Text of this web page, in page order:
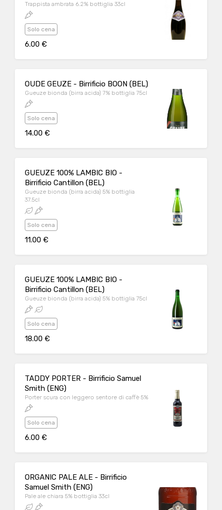
Trappista ambrata 6.2% bottiglia 33cl
Solo cena
6.00 €
OUDE GEUZE - Birrificio BOON (BEL)
Gueuze bionda (birra acida) 7% bottiglia 75cl
Solo cena
14.00 €
GUEUZE 100% LAMBIC BIO -
Birrificio Cantillon (BEL)
Gueuze bionda (birra acida) 5% bottiglia
37.5cl
Solo cena
11.00 €
GUEUZE 100% LAMBIC BIO -
Birrificio Cantillon (BEL)
Gueuze bionda (birra acida) 5% bottiglia 75cl
Solo cena
18.00 €
TADDY PORTER - Birrificio Samuel
Smith (ENG)
Porter scura con leggero sentore di caffè 5%
Solo cena
6.00 €
ORGANIC PALE ALE - Birrificio
Samuel Smith (ENG)
Pale ale chiara 5% bottiglia 33cl